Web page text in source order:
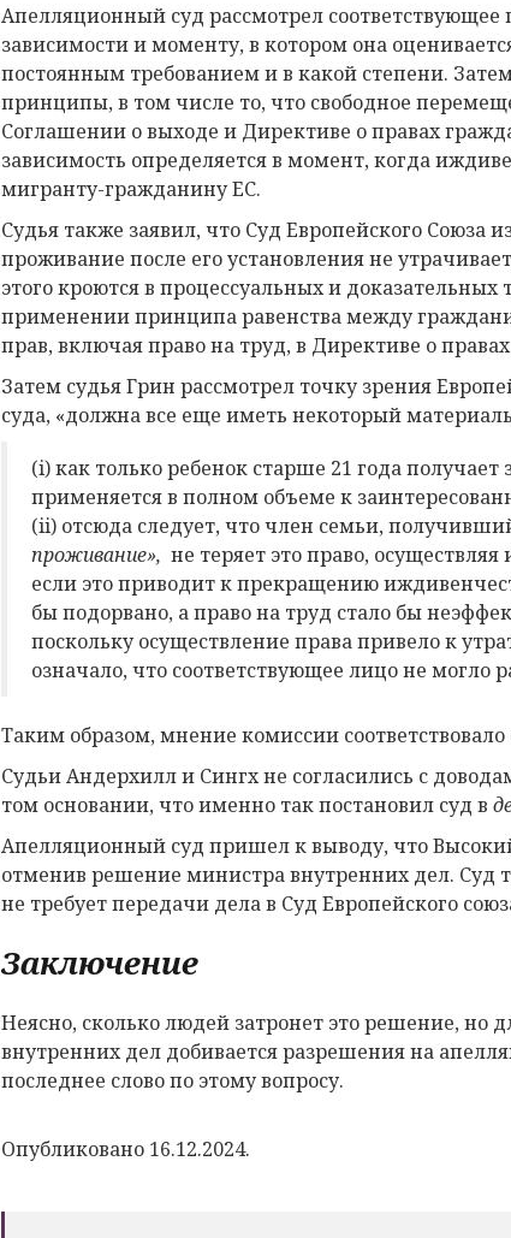
Апелляционный суд рассмотрел
зависимости и моменту, в котором она
постоянным требованием и в какой степени.
принципы, в том числе то, что свободное
Соглашении о выходе и Директиве о правах
зависимость определяется в момент, когда
мигранту-гражданину ЕС.
Судья также заявил, что Суд Европейского Союза
проживание после его установления не
этого кроются в процессуальных и доказательных
применении принципа равенства между
прав, включая право на труд, в Директиве о
Затем судья Грин рассмотрел точку зрения
суда, «должна все еще иметь некоторый
(i) как только ребенок старше 21 года
применяется в полном объеме к
(ii) отсюда следует, что член семьи,
проживание», не теряет это право,
если это приводит к прекращению
бы подорвано, а право на труд стало бы
поскольку осуществление права привело к
означало, что соответствующее лицо не могло
Таким образом, мнение комиссии
Судьи Андерхилл и Сингх не согласились с
том основании, что именно так постановил суд в
Апелляционный суд пришел к выводу, что
отменив решение министра внутренних дел. Суд
не требует передачи дела в Суд Европейского
Заключение
Неясно, сколько людей затронет это решение, но
внутренних дел добивается разрешения на
последнее слово по этому вопросу.
Опубликовано 16.12.2024.